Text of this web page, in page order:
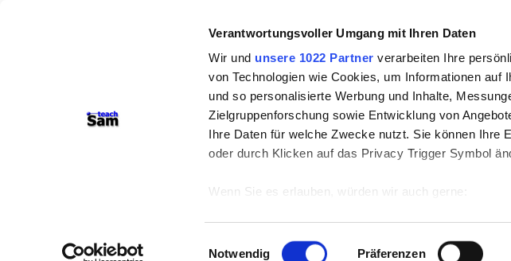
Verantwortungsvoller Umgang mit Ihren Daten
Wir und unsere 1022 Partner verarbeiten Ihre
von Technologien wie Cookies, um Informationen
und so personalisierte Werbung und Inhalte,
Zielgruppenforschung sowie Entwicklung von
Ihre Daten für welche Zwecke nutzt. Sie können Ihre
oder durch Klicken auf das Privacy Trigger Symbol
Wenn Sie es erlauben, würden wir auch gerne:
Ihr Gerät durch aktives Scannen nach
Einwilligungsauswahl
Notwendig Präferenzen